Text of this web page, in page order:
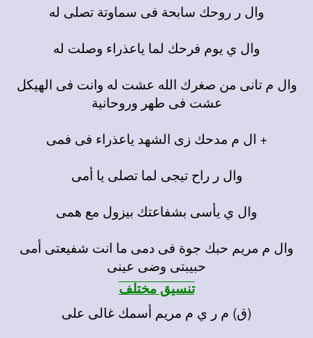
وال ر روحك سابحة فى سماوتة تصلى له
وال ي يوم فرحك لما ياعذراء وصلت له
وال م تانى من صغرك الله عشت له وانت فى الهيكل
عشت فى طهر وروحانية
+ ال م مدحك زى الشهد ياعذراء فى فمى
وال ر راح تيجى لما تصلى يا أمى
وال ي يأسى بشفاعتك بيزول مع همى
وال م مريم حبك جوة فى دمى ما انت شفيعتى أمى
حبيبتى وضى عينى
تنسيق مختلف
(ق) م ر ي م مريم أسمك غالى على